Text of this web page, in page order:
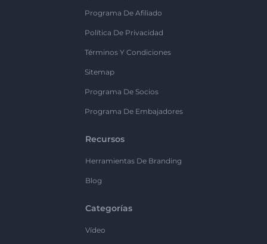
Programa De Afiliado
Política De Privacidad
Términos Y Condiciones
Sitemap
Programa De Socios
Programa De Embajadores
Recursos
Herramientas De Branding
Blog
Categorías
Vídeo